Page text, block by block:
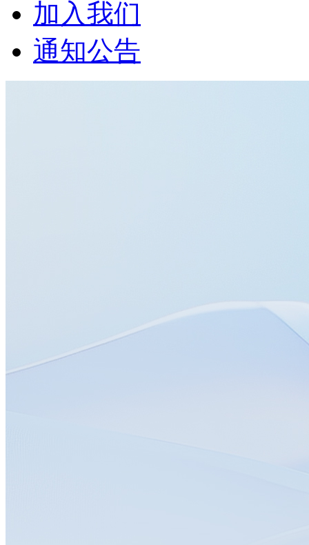
加入我们
通知公告